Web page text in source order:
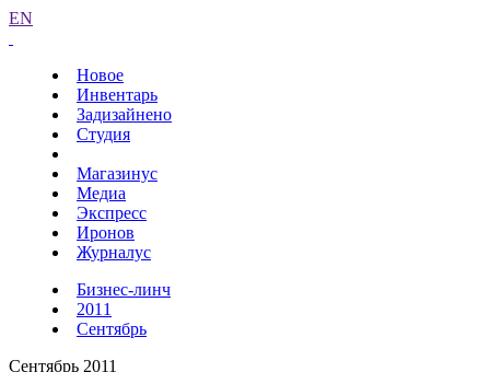
EN
Новое
Инвентарь
Задизайнено
Студия
Магазинус
Медиа
Экспресс
Иронов
Журналус
Бизнес-линч
2011
Сентябрь
Сентябрь 2011